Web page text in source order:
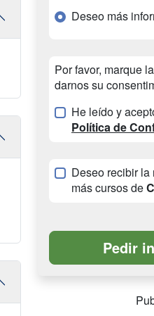
Deseo más
Por favor, marque
darnos su
He leído y
Política de
Deseo recibir la
más cursos de